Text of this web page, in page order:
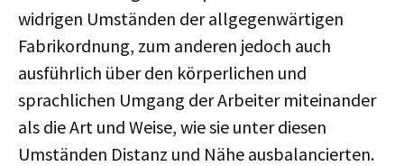
widrigen Umständen der allgegenwärtigen
Fabrikordnung, zum anderen jedoch auch
ausführlich über den körperlichen und
sprachlichen Umgang der Arbeiter miteinander
als die Art und Weise, wie sie unter diesen
Umständen Distanz und Nähe ausbalancierten.